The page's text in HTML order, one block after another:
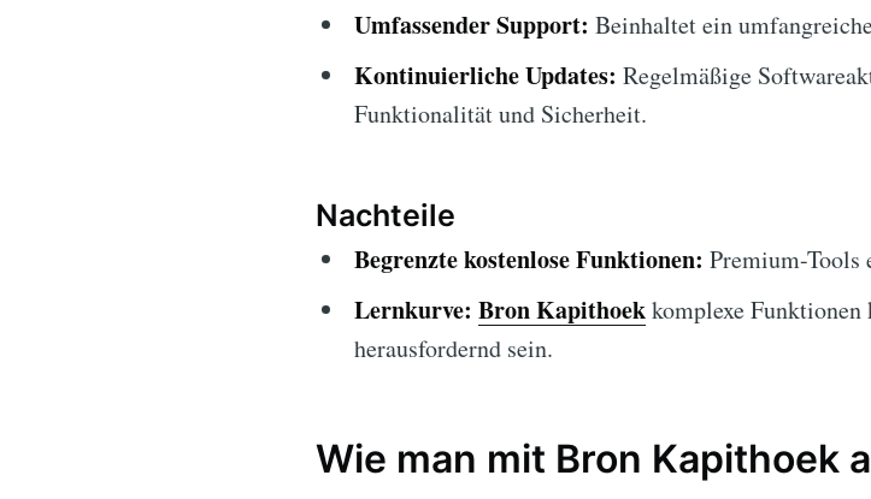
Umfassender Support: Beinhaltet ein
Kontinuierliche Updates: Regelmäßige
Funktionalität und Sicherheit.
Nachteile
Begrenzte kostenlose Funktionen: Premium-Tools
Lernkurve: Bron Kapithoekkomplexe
herausfordernd sein.
Wie man mit Bron Kapithoek